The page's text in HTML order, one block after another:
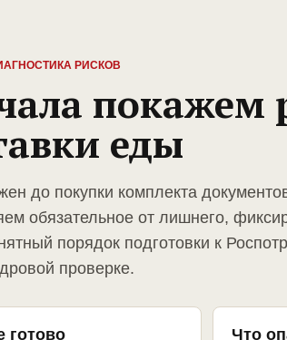
РИСКОВ
покажем
еды
до покупки комплекта
обязательное от лишнего,
порядок подготовки к
проверке.
готово Что